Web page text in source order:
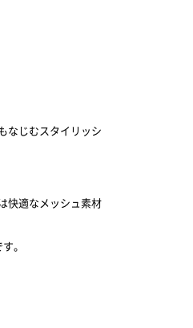
なじむスタイリッシ
快適なメッシュ素材
。